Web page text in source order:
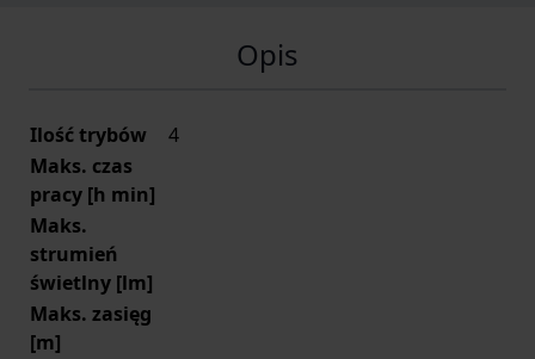
Opis
Ilość trybów
4
Maks. czas
pracy [h min]
Maks.
strumień
świetlny [lm]
Maks. zasięg
[m]